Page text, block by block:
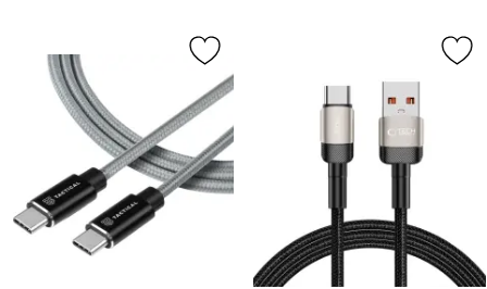
Markera tactical 30cm 100W 5A